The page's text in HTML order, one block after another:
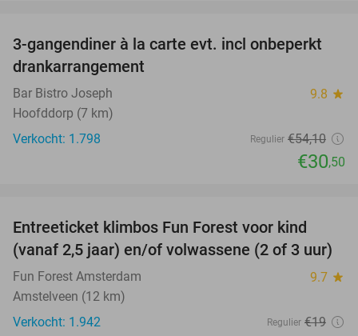
44%
3-gangendiner à la carte evt. incl onbeperkt
drankarrangement
Bar Bistro Joseph 9.8 star
Hoofddorp (7 km)
Verkocht: 1.798
Regulier €54,10
€30,50
Entreeticket klimbos Fun Forest voor kind
(vanaf 2,5 jaar) en/of volwassene (2 of 3 uur)
Fun Forest Amsterdam 9.7 star
Amstelveen (12 km)
Verkocht: 1.942
Regulier €19